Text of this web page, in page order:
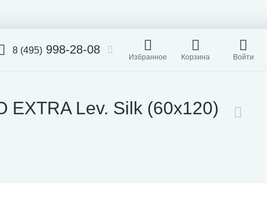
8 (495) 998-28-08
Избранное Корзина Войти
EXTRA Lev. Silk (60x120)